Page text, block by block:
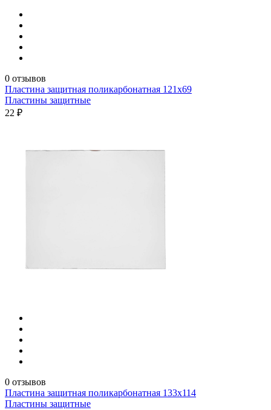
0 отзывов
Пластина защитная поликарбонатная 121х69
Пластины защитные
22 ₽
0 отзывов
Пластина защитная поликарбонатная 133х114
Пластины защитные